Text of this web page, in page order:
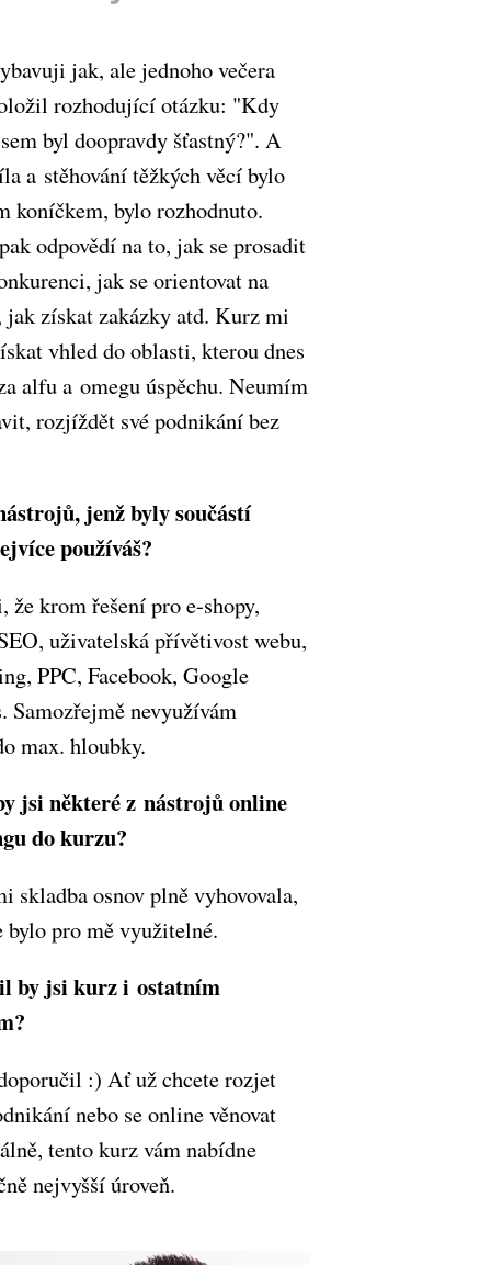
jak, ale jednoho večera
rozhodující otázku: "Kdy
byl doopravdy šťastný?". A
a stěhování těžkých věcí bylo
koníčkem, bylo rozhodnuto.
odpovědí na to, jak se prosadit
jak se orientovat na
jak získat zakázky atd. Kurz mi
vhled do oblasti, kterou dnes
alfu a omegu úspěchu. Neumím
rozjíždět své podnikání bez
jenž byly součástí
používáš?
že krom řešení pro e-shopy,
uživatelská přívětivost webu,
PPC, Facebook, Google
Samozřejmě nevyužívám
max. hloubky.
jsi některé z nástrojů online
do kurzu?
skladba osnov plně vyhovovala,
bylo pro mě využitelné.
by jsi kurz i ostatním
:) Ať už chcete rozjet
nebo se online věnovat
tento kurz vám nabídne
nejvyšší úroveň.